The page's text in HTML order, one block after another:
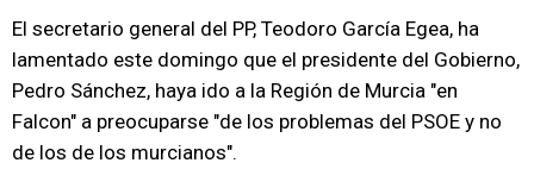
El secretario general del PP, Teodoro García Egea, ha
lamentado este domingo que el presidente del Gobierno,
Pedro Sánchez, haya ido a la Región de Murcia "en
Falcon" a preocuparse "de los problemas del PSOE y no
de los de los murcianos".